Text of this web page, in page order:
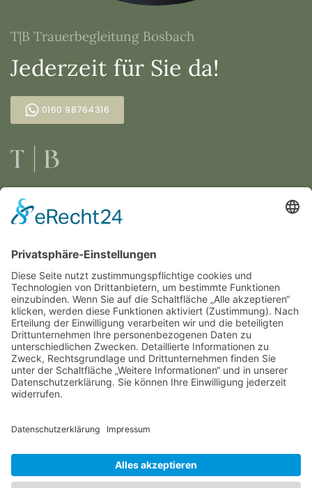
T|B Trauerbegleitung Bosbach
Jederzeit für Sie da!
0160 98764316
T|B Trauerbegleitung Bosbach
Tanja Bosbach
51503 Rösrath
02205 / 72 99 692
tanja@trauerbegleitung-bosbach.de
KONTAKT
IMPRESSUM
DATENSCHUTZ
©2026 T/B Trauerbegleitung Bosbach